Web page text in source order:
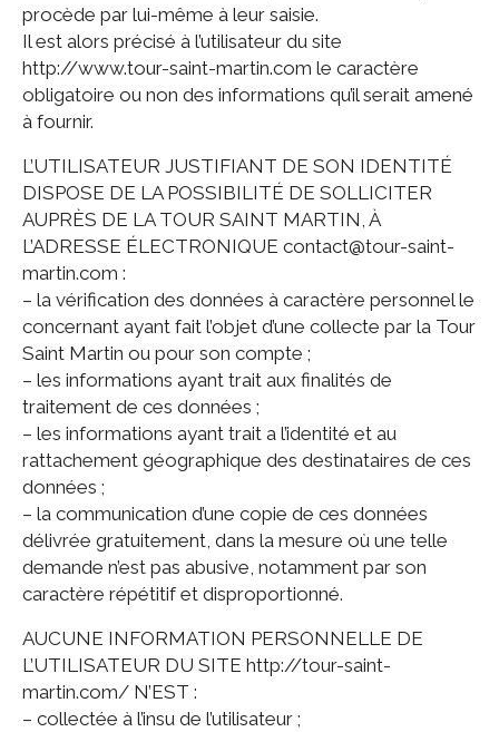
procède par lui-même à leur saisie.
Il est alors précisé à l’utilisateur du site
http://www.tour-saint-martin.com le caractère
obligatoire ou non des informations qu’il serait amené
à fournir.
L’UTILISATEUR JUSTIFIANT DE SON IDENTITÉ
DISPOSE DE LA POSSIBILITÉ DE SOLLICITER
AUPRÈS DE LA TOUR SAINT MARTIN, À
L’ADRESSE ÉLECTRONIQUE contact@tour-saint-
martin.com :
– la vérification des données à caractère personnel le
concernant ayant fait l’objet d’une collecte par la Tour
Saint Martin ou pour son compte ;
– les informations ayant trait aux finalités de
traitement de ces données ;
– les informations ayant trait a l’identité et au
rattachement géographique des destinataires de ces
données ;
– la communication d’une copie de ces données
délivrée gratuitement, dans la mesure où une telle
demande n’est pas abusive, notamment par son
caractère répétitif et disproportionné.
AUCUNE INFORMATION PERSONNELLE DE
L’UTILISATEUR DU SITE http://tour-saint-
martin.com/ N’EST :
– collectée à l’insu de l’utilisateur ;